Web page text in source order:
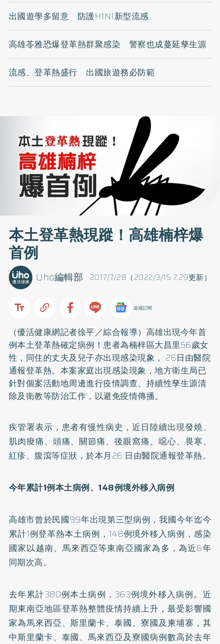
出國遊學多留意 防護H1N1新型流感
高雄苓雅恐爆登革熱群聚感染 警察也成蔓延孳生源
流感、登革熱盛行 出國旅遊務必防範
本土登革熱現蹤！高雄楠梓爆
首例
2017/7/28（2022/3/15 7:29更新）
Uho編輯部
追蹤訂閱
（優活健康網記者徐平／綜合報導）高雄出現今年首
例本土登革熱確定病例！患者為楠梓區大昌里56歲女
性，同住的丈夫及兒子亦出現感染現象， 26日由醫院
通報登革熱。本案家庭出現感染現象，地方衛生局已
針對個案活動地周邊進行疫情調查、持續性孳生源清
除及衛教等防治工作，以避免疫情傳播。
疾管署表示，患者有慢性病史，近日陸續出現發燒、
肌肉痠痛、頭痛、關節痛、後眼窩痛、噁心、畏寒、
紅疹、腹瀉等症狀，於本月26 日由醫院通報登革熱。
今年累計1例本土病例、148例境外移入病例
高雄市曾於民國99年出現第三型病例，我國今年迄今
累計1例登革熱本土病例，148例境外移入病例，感染
國家以越南、馬來西亞等東南亞國家為多，為近6年
同期次高。
去年累計380例本土病例，363例境外移入病例。近
期東南亞地區登革熱整體疫情持續上升，最受影響國
家為馬來西亞、斯里蘭卡、泰國、寮國及柬埔寨，其
中斯里蘭卡、泰國、馬來西亞及寮國病例數高於去年